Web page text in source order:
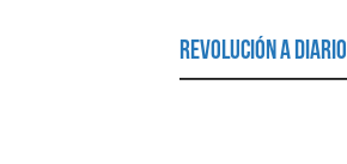
Revolución a Diario